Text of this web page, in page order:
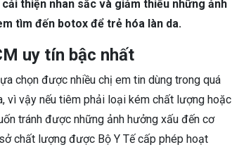
thiện nhan sắc và giảm thiểu những ảnh
tìm đến botox để trẻ hóa làn da.
uy tín bậc nhất
chọn được nhiều chị em tin dùng trong quá
vì vậy nếu tiêm phải loại kém chất lượng hoặc
tránh được những ảnh hưởng xấu đến cơ
chất lượng được Bộ Y Tế cấp phép hoạt